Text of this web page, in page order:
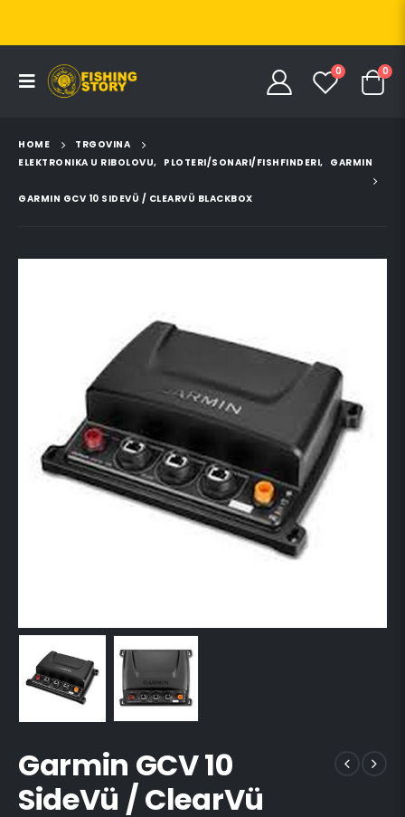
0 0
HOME
TRGOVINA
ELEKTRONIKA U RIBOLOVU, PLOTERI/SONARI/FISHFINDERI, GARMIN
GARMIN GCV 10 SIDEVÜ / CLEARVÜ BLACKBOX
Garmin GCV 10
SideVü / ClearVü